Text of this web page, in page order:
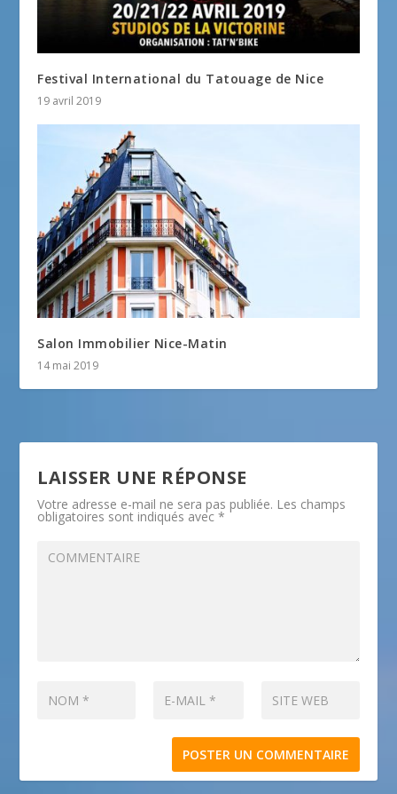
Festival International du Tatouage de Nice
19 avril 2019
Salon Immobilier Nice-Matin
14 mai 2019
LAISSER UNE RÉPONSE
Votre adresse e-mail ne sera pas publiée. Les champs
obligatoires sont indiqués avec*